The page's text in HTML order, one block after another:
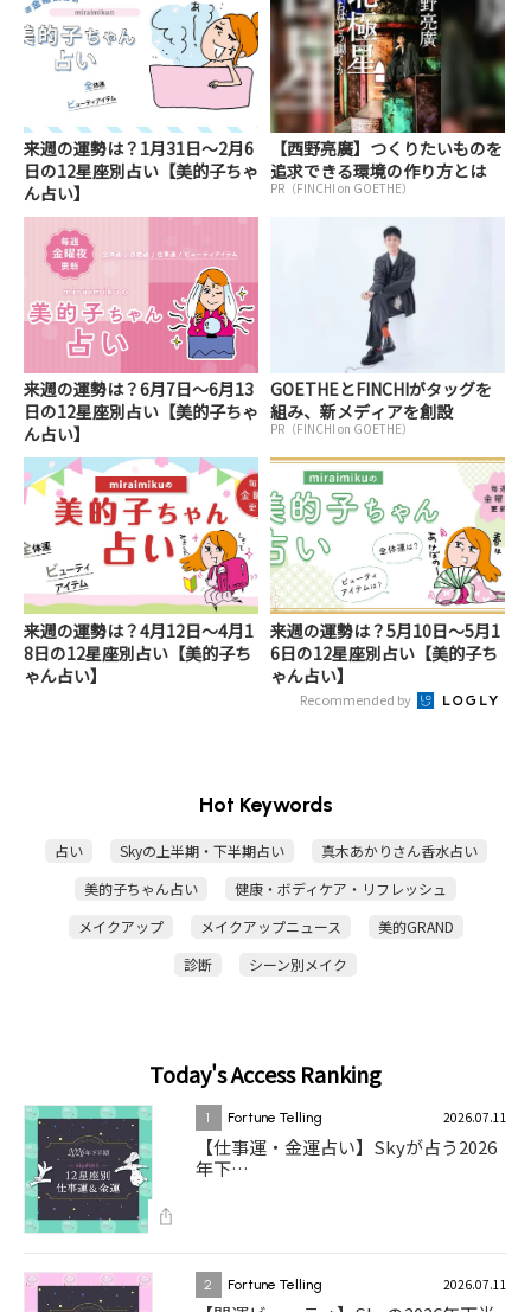
来週の運勢は？1月31日～2月6
日の12星座別占い【美的子ちゃ
ん占い】
【西野亮廣】つくりたいものを
追求できる環境の作り方とは
PR（FINCHI on GOETHE）
来週の運勢は？6月7日～6月13
日の12星座別占い【美的子ちゃ
ん占い】
GOETHEとFINCHIがタッグを
組み、新メディアを創設
PR（FINCHI on GOETHE）
来週の運勢は？4月12日～4月1
8日の12星座別占い【美的子ち
ゃん占い】
来週の運勢は？5月10日～5月1
6日の12星座別占い【美的子ち
ゃん占い】
Recommended by
Hot Keywords
占い Skyの上半期・下半期占い
真木あかりさん香水占い
美的子ちゃん占い
健康・ボディケア・リフレッシュ
メイクアップ
メイクアップニュース
美的GRAND
診断
シーン別メイク
Today's Access Ranking
1 Fortune Telling 2026.07.11
【仕事運・金運占い】Skyが占う2026
年下…
2 Fortune Telling 2026.07.11